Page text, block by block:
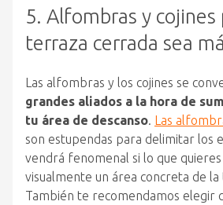
5. Alfombras y cojines
terraza cerrada sea
Las alfombras y los cojines se
grandes aliados a la hora de
tu área de descanso. Las
son estupendas para delimitar los
vendrá fenomenal si lo que
visualmente un área concreta de
También te recomendamos elegir